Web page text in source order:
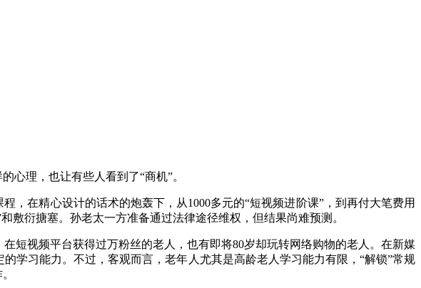
理，也让有些人看到了“商机”。
在精心设计的话术的炮轰下，从1000多元的“短视频进阶课”，到再付大笔费用
敷衍搪塞。孙老太一方准备通过法律途径维权，但结果尚难预测。
视频平台获得过万粉丝的老人，也有即将80岁却玩转网络购物的老人。在新媒
学习能力。不过，客观而言，老年人尤其是高龄老人学习能力有限，“解锁”常规